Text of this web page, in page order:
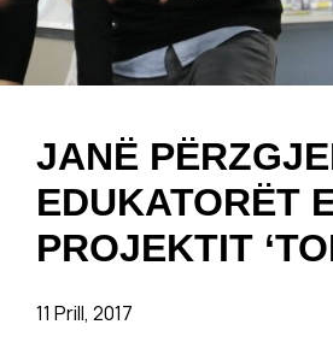
JANË
EDUKATORËT
PROJEKTIT
11 Prill, 2017